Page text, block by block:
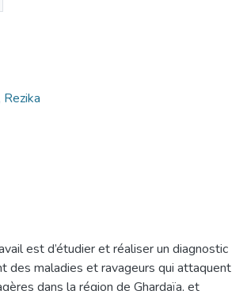
est d’étudier et réaliser un diagnostic
des maladies et ravageurs qui attaquent
dans la région de Ghardaïa, et